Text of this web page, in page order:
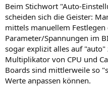
Beim Stichwort "Auto-
scheiden sich die Geister:
mittels manuellem
Parameter/Spannungen im
sogar explizit alles auf
Multiplikator von CPU und
Boards sind mittlerweile so
Werte anpassen können.